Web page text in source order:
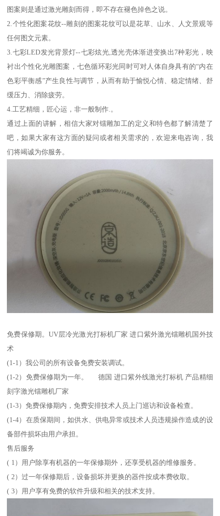
图案则是通过激光雕刻而得，即不存在褪色掉色之说。
2.个性化图案花纹--雕刻的图案花纹可以是花草、山水、人文景观等
任何图文元素。
3.七彩LED发光背景灯--七彩炫光,透光壳体渐进变换出7种彩光，映
衬出个性化光雕图案，七色循环彩光同时可对人体自身具有的“内在
色彩平衡感”产生良性与调节，从而有助于愉悦心情、稳定情绪、舒
缓压力、消除疲劳。
4.工艺精细，匠心运，非一般制作.。
通过上面的讲解，相信大家对镭雕加工的定义和特色都了解清楚了
吧，如果大家有这方面的疑问或者相关需求的，欢迎来电咨询，我
们将竭诚为你服务。
免费保修期。UV层冷光激光打标机厂家 进口紫外激光镭雕机国外技
术
(1-1）我公司的所有设备免费安装调试。
(1-2）免费保修期为一年。 德国 进口紫外线激光打标机 产品精细
刻字激光镭雕机厂家
(1-3）免费保修期内，免费安排技术人员上门巡访和设备检查。
(1-4）在质保期间，如供水、供电异常或技术人员违规操作造成的设
备部件损坏由用户承担。
售后服务
( 1）用户除享有机器的一年保修期外，还享受机器的维修服务。
( 2）过一年保修期后，设备损坏并更换的器件按成本费收取。
( 3）用户享有免费的软件升级和相关的技术支持。